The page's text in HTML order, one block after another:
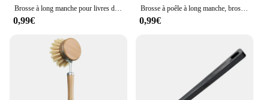
Brosse à long manche pour livres de cuisine, casserole multifonctionnelle, assiette, bol, lavage de la vaisselle, outils d'élimination des taches, 3/1 pièces
0,99€
Brosse à poêle à long manche, brosse à vaisselle, broCumbria de casseroles, brosse à livres de cuisinière à long manche, lavage de vaisselle
0,99€